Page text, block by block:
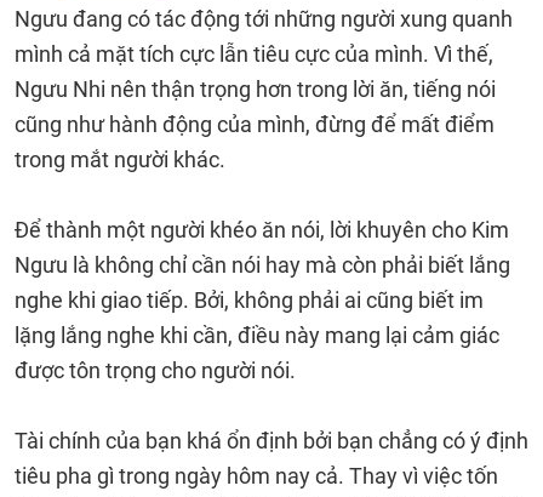
Ngưu đang có tác động tới những người xung quanh
mình cả mặt tích cực lẫn tiêu cực của mình. Vì thế,
Ngưu Nhi nên thận trọng hơn trong lời ăn, tiếng nói
cũng như hành động của mình, đừng để mất điểm
trong mắt người khác.
Để thành một người khéo ăn nói, lời khuyên cho Kim
Ngưu là không chỉ cần nói hay mà còn phải biết lắng
nghe khi giao tiếp. Bởi, không phải ai cũng biết im
lặng lắng nghe khi cần, điều này mang lại cảm giác
được tôn trọng cho người nói.
Tài chính của bạn khá ổn định bởi bạn chẳng có ý định
tiêu pha gì trong ngày hôm nay cả. Thay vì việc tốn